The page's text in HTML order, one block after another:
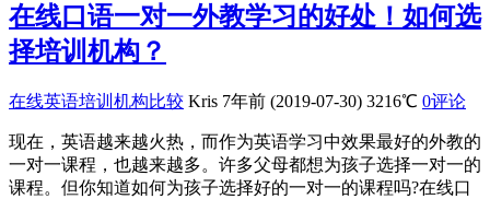
在线口语一对一外教学习的好处！如何选
择培训机构？
在线英语培训机构比较 Kris 7年前 (2019-07-30) 3216℃ 0评论
现在，英语越来越火热，而作为英语学习中效果最好的外教的
一对一课程，也越来越多。许多父母都想为孩子选择一对一的
课程。但你知道如何为孩子选择好的一对一的课程吗?在线口